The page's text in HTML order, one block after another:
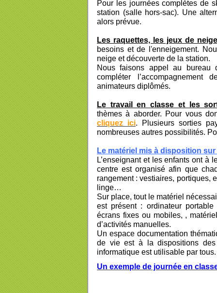
Pour les journées complètes de
station (salle hors-sac). Une
alors prévue.
Les raquettes, les jeux de neige
besoins et de l'enneigement.
neige et découverte de la station.
Nous faisons appel au bureau
compléter
animateurs diplômés.
Le travail en classe et les
thèmes à aborder. Pour vous
cliquez ici. Plusieurs sorties
nombreuses autres possibilités.
Le matériel mis à disposition
L’enseignant et les enfants ont à
centre est organisé afin que
rangement : vestiaires, portiques,
linge…
Sur place, tout le matériel
est présent : ordinateur
écrans fixes ou mobiles, ,
d’activités manuelles.
Un espace documentation
de vie est à la dispositions
informatique est utilisable par
Un exemple de journée en